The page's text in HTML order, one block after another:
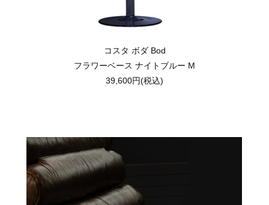
コスタ ボダ Bod
フラワーベース ナイトブルー M
39,600円(税込)